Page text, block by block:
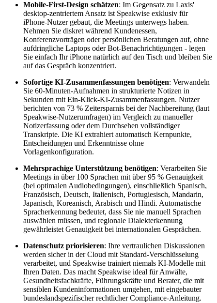
Mobile-First-Design schätzen: Im Gegensatz zu Laxis'
desktop-zentriertem Ansatz ist Speakwise exklusiv für
iPhone-Nutzer gebaut, die Meetings unterwegs haben.
Nehmen Sie diskret während Kundenessen,
Konferenzvorträgen oder persönlichen Beratungen auf, ohne
aufdringliche Laptops oder Bot-Benachrichtigungen - legen
Sie einfach Ihr iPhone natürlich auf den Tisch und bleiben Sie
auf das Gespräch konzentriert.
Sofortige KI-Zusammenfassungen benötigen: Verwandeln
Sie 60-Minuten-Aufnahmen in strukturierte Notizen in
Sekunden mit Ein-Klick-KI-Zusammenfassungen. Nutzer
berichten von 73 % Zeitersparnis bei der Nachbereitung (laut
Speakwise-Nutzerumfragen) im Vergleich zu manueller
Notizerfassung oder dem Durchsehen vollständiger
Transkripte. Die KI extrahiert automatisch Kernpunkte,
Entscheidungen und Erkenntnisse ohne
Vorlagenkonfiguration.
Mehrsprachige Unterstützung benötigen: Verarbeiten Sie
Meetings in über 100 Sprachen mit über 95 % Genauigkeit
(bei optimalen Audiobedingungen), einschließlich Spanisch,
Französisch, Deutsch, Italienisch, Portugiesisch, Mandarin,
Japanisch, Koreanisch, Arabisch und Hindi. Automatische
Spracherkennung bedeutet, dass Sie nie manuell Sprachen
auswählen müssen, und regionale Dialekterkennung
gewährleistet Genauigkeit bei internationalen Gesprächen.
Datenschutz priorisieren: Ihre vertraulichen Diskussionen
werden sicher in der Cloud mit Standard-Verschlüsselung
verarbeitet, und Speakwise trainiert niemals KI-Modelle mit
Ihren Daten. Das macht Speakwise ideal für Anwälte,
Gesundheitsfachkräfte, Führungskräfte und Berater, die mit
sensiblen Kundeninformationen umgehen, mit eingebauter
bundeslandspezifischer rechtlicher Compliance-Anleitung.